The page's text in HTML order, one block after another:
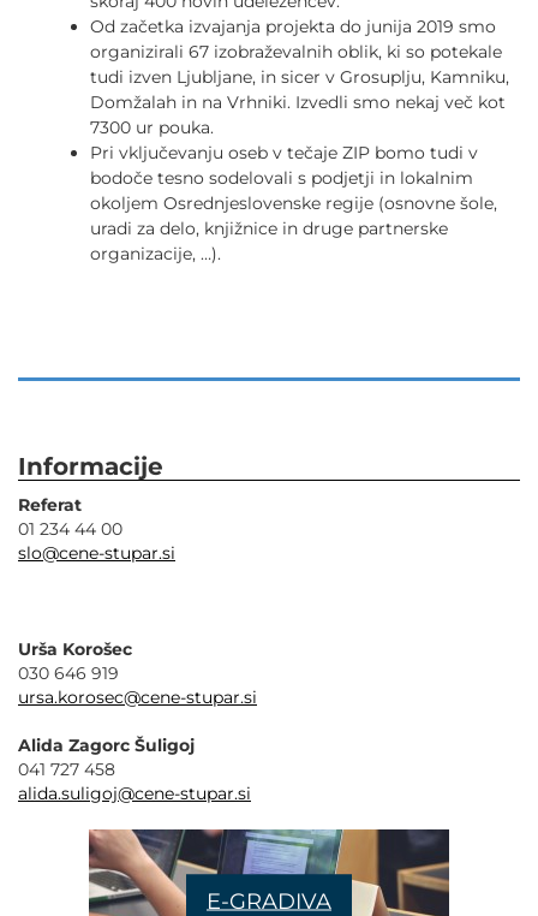
Od začetka izvajanja projekta do junija 2019 smo
organizirali 67 izobraževalnih oblik, ki so potekale
tudi izven Ljubljane, in sicer v Grosuplju, Kamniku,
Domžalah in na Vrhniki. Izvedli smo nekaj več kot
7300 ur pouka.
Pri vključevanju oseb v tečaje ZIP bomo tudi v
bodoče tesno sodelovali s podjetji in lokalnim
okoljem Osrednjeslovenske regije (osnovne šole,
uradi za delo, knjižnice in druge partnerske
organizacije, …).
Informacije
Referat
01 234 44 00
slo@cene-stupar.si
Urša Korošec
030 646 919
ursa.korosec@cene-stupar.si
Alida Zagorc Šuligoj
041 727 458
alida.suligoj@cene-stupar.si
E-GRADIVA